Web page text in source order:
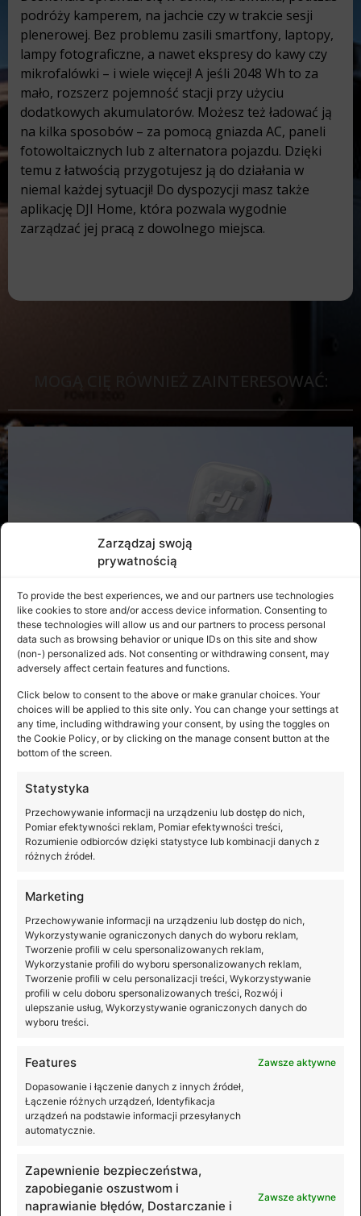
Zarządzaj swoją
prywatnością
To provide the best experiences, we and our partners use technologies
like cookies to store and/or access device information. Consenting to
these technologies will allow us and our partners to process personal
data such as browsing behavior or unique IDs on this site and show
(non-) personalized ads. Not consenting or withdrawing consent, may
adversely affect certain features and functions.
Click below to consent to the above or make granular choices. Your
choices will be applied to this site only. You can change your settings at
any time, including withdrawing your consent, by using the toggles on
the Cookie Policy, or by clicking on the manage consent button at the
bottom of the screen.
Statystyka
Przechowywanie informacji na urządzeniu lub dostęp do nich,
Pomiar efektywności reklam, Pomiar efektywności treści,
Rozumienie odbiorców dzięki statystyce lub kombinacji danych z
różnych źródeł.
Marketing
Przechowywanie informacji na urządzeniu lub dostęp do nich,
Wykorzystywanie ograniczonych danych do wyboru reklam,
Tworzenie profili w celu spersonalizowanych reklam,
Wykorzystanie profili do wyboru spersonalizowanych reklam,
Tworzenie profili w celu personalizacji treści, Wykorzystywanie
profili w celu doboru spersonalizowanych treści, Rozwój i
ulepszanie usług, Wykorzystywanie ograniczonych danych do
wyboru treści.
Features
Zawsze aktywne
Dopasowanie i łączenie danych z innych źródeł,
Łączenie różnych urządzeń, Identyfikacja
urządzeń na podstawie informacji przesyłanych
automatycznie.
Zapewnienie bezpieczeństwa,
zapobieganie oszustwom i
naprawianie błędów, Dostarczanie i
Zawsze aktywne
podróży kamperem, na jachcie czy w trakcie sesji
plenerowej. Bez problemu zasili smartfony, laptopy,
lampy fotograficzne, a nawet ekspresy do kawy czy
mikrofalówki – i wiele więcej! A jeśli 2048 Wh to za
mało, rozszerz pojemność stacji przy użyciu
dodatkowych akumulatorów. Możesz też ładować ją
na kilka sposobów – za pomocą gniazda AC, paneli
fotowoltaicznych lub z alternatora pojazdu. Dzięki
temu z łatwością przygotujesz ją do działania w
niemal każdej sytuacji! Do dyspozycji masz także
aplikację DJI Home, która pozwala wygodnie
zarządzać jej pracą z dowolnego miejsca.
MOGĄ CIĘ RÓWNIEŻ ZAINTERESOWAĆ:
Premiera DJI Mic Mini 2S
Lekki, kompaktowy i jeszcze lepiej przygotowany na
nieprzewidywalne warunki rejestrowania dźwięku. DJI
nagrywanie wewnętrzne w formacie
Premiera DJI Osmo Mobile 8P
Nagrywasz smartfonem? Teraz możesz robić to
wygodniej, płynniej i z dużo większą kontrolą nad
łączy 3-osiową